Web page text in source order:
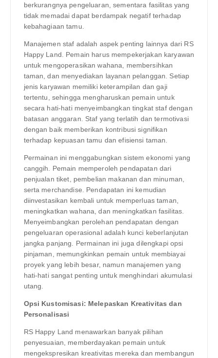
berkurangnya pengeluaran, sementara fasilitas yang
tidak memadai dapat berdampak negatif terhadap
kebahagiaan tamu.
Manajemen staf adalah aspek penting lainnya dari RS
Happy Land. Pemain harus mempekerjakan karyawan
untuk mengoperasikan wahana, membersihkan
taman, dan menyediakan layanan pelanggan. Setiap
jenis karyawan memiliki keterampilan dan gaji
tertentu, sehingga mengharuskan pemain untuk
secara hati-hati menyeimbangkan tingkat staf dengan
batasan anggaran. Staf yang terlatih dan termotivasi
dengan baik memberikan kontribusi signifikan
terhadap kepuasan tamu dan efisiensi taman.
Permainan ini menggabungkan sistem ekonomi yang
canggih. Pemain memperoleh pendapatan dari
penjualan tiket, pembelian makanan dan minuman,
serta merchandise. Pendapatan ini kemudian
diinvestasikan kembali untuk memperluas taman,
meningkatkan wahana, dan meningkatkan fasilitas.
Menyeimbangkan perolehan pendapatan dengan
pengeluaran operasional adalah kunci keberlanjutan
jangka panjang. Permainan ini juga dilengkapi opsi
pinjaman, memungkinkan pemain untuk membiayai
proyek yang lebih besar, namun manajemen yang
hati-hati sangat penting untuk menghindari akumulasi
utang.
Opsi Kustomisasi: Melepaskan Kreativitas dan
Personalisasi
RS Happy Land menawarkan banyak pilihan
penyesuaian, memberdayakan pemain untuk
mengekspresikan kreativitas mereka dan membangun